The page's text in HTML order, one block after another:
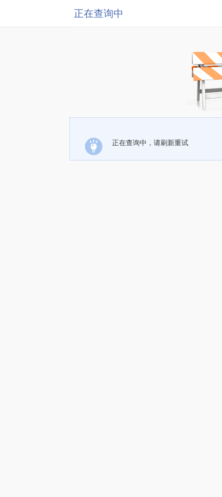
正在查询中
正在查询中，请刷新重试